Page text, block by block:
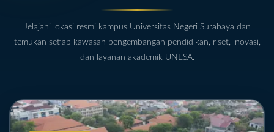
Jelajahi lokasi resmi kampus Universitas Negeri Surabaya dan
temukan setiap kawasan pengembangan pendidikan, riset, inovasi,
dan layanan akademik UNESA.